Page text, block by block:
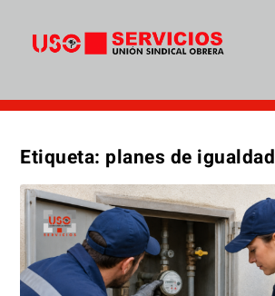
Etiqueta: planes de igualdad